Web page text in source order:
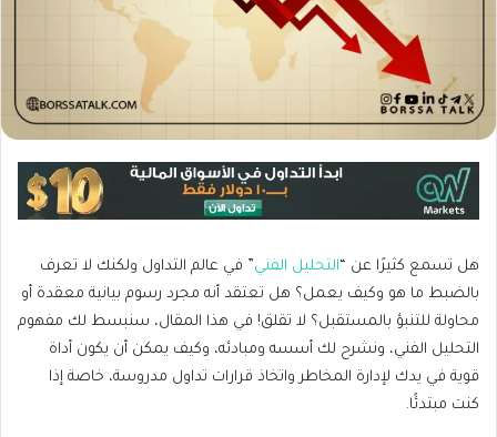
هل تسمع كثيرًا عن “التحليل الفني” في عالم التداول ولكنك لا تعرف
بالضبط ما هو وكيف يعمل؟ هل تعتقد أنه مجرد رسوم بيانية معقدة أو
محاولة للتنبؤ بالمستقبل؟ لا تقلق! في هذا المقال، سنبسط لك مفهوم
التحليل الفني، ونشرح لك أسسه ومبادئه، وكيف يمكن أن يكون أداة
قوية في يدك لإدارة المخاطر واتخاذ قرارات تداول مدروسة، خاصة إذا
كنت مبتدئًا.